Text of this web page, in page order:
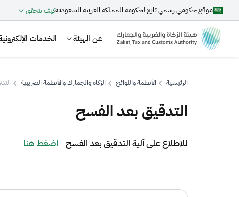
موقع حكومي رسمي تابع لحكومة المملكة العربية السعوديةكيف تتحقق
عن الهيئة الخدمات
بحث
الزكاة الجمارك ضريبة القيمة المضافة
الرئيسية الأنظمة واللوائح الزكاة والجمارك والأنظمة الضريبية
التدقيق بعد الفسح
​للاطلاع على آلية التدقيق بعد الفسح اضغط هنا​